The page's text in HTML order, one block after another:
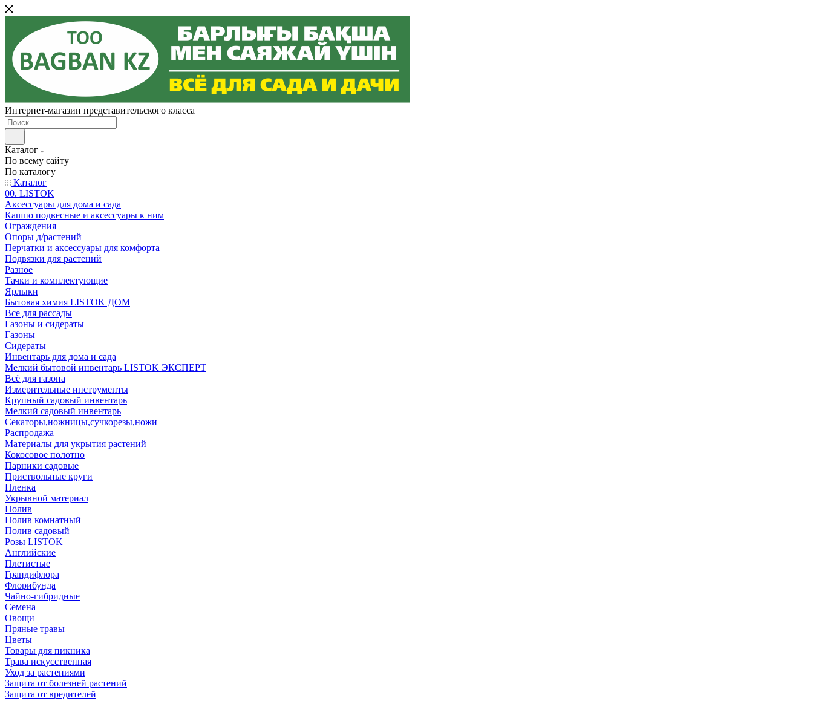
Интернет-магазин представительского класса
Каталог
По всему сайту
По каталогу
Каталог
00. LISTOK
Аксессуары для дома и сада
Кашпо подвесные и аксессуары к ним
Ограждения
Опоры д/растений
Перчатки и аксессуары для комфорта
Подвязки для растений
Разное
Тачки и комплектующие
Ярлыки
Бытовая химия LISTOK ДОМ
Все для рассады
Газоны и сидераты
Газоны
Сидераты
Инвентарь для дома и сада
Мелкий бытовой инвентарь LISTOK ЭКСПЕРТ
Всё для газона
Измерительные инструменты
Крупный садовый инвентарь
Мелкий садовый инвентарь
Секаторы,ножницы,сучкорезы,ножи
Распродажа
Материалы для укрытия растений
Кокосовое полотно
Парники садовые
Приствольные круги
Пленка
Укрывной материал
Полив
Полив комнатный
Полив садовый
Розы LISTOK
Английские
Плетистые
Грандифлора
Флорибунда
Чайно-гибридные
Семена
Овощи
Пряные травы
Цветы
Товары для пикника
Трава искусственная
Уход за растениями
Защита от болезней растений
Защита от вредителей